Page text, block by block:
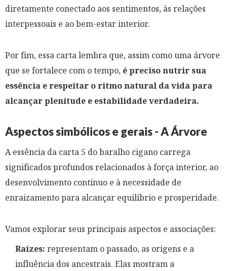
diretamente conectado aos sentimentos, às relações
interpessoais e ao bem-estar interior.
Por fim, essa carta lembra que, assim como uma árvore
que se fortalece com o tempo, é preciso nutrir sua
essência e respeitar o ritmo natural da vida para
alcançar plenitude e estabilidade verdadeira.
Aspectos simbólicos e gerais - A Árvore
A essência da carta 5 do baralho cigano carrega
significados profundos relacionados à força interior, ao
desenvolvimento contínuo e à necessidade de
enraizamento para alcançar equilíbrio e prosperidade.
Vamos explorar seus principais aspectos e associações:
Raízes: representam o passado, as origens e a
influência dos ancestrais. Elas mostram a